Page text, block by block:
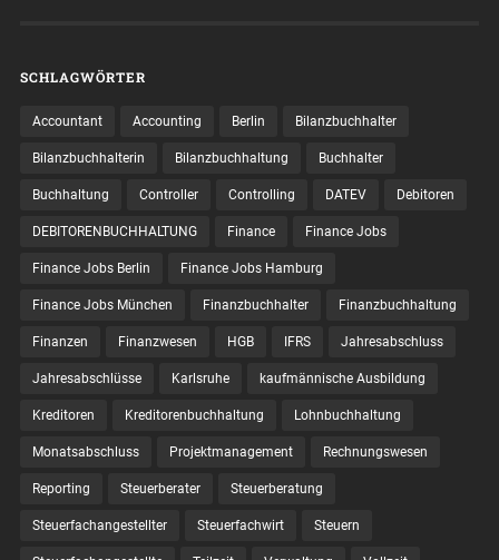
SCHLAGWÖRTER
Accountant Accounting Berlin Bilanzbuchhalter
Bilanzbuchhalterin Bilanzbuchhaltung Buchhalter
Buchhaltung Controller Controlling DATEV Debitoren
DEBITORENBUCHHALTUNG Finance Finance Jobs
Finance Jobs Berlin Finance Jobs Hamburg
Finance Jobs München Finanzbuchhalter Finanzbuchhaltung
Finanzen Finanzwesen HGB IFRS Jahresabschluss
Jahresabschlüsse Karlsruhe kaufmännische Ausbildung
Kreditoren Kreditorenbuchhaltung Lohnbuchhaltung
Monatsabschluss Projektmanagement Rechnungswesen
Reporting Steuerberater Steuerberatung
Steuerfachangestellter Steuerfachwirt Steuern